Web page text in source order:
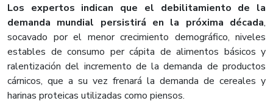
Los expertos indican que el debilitamiento de la
demanda mundial persistirá en la próxima década,
socavado por el menor crecimiento demográfico, niveles
estables de consumo per cápita de alimentos básicos y
ralentización del incremento de la demanda de productos
cárnicos, que a su vez frenará la demanda de cereales y
harinas proteicas utilizadas como piensos.